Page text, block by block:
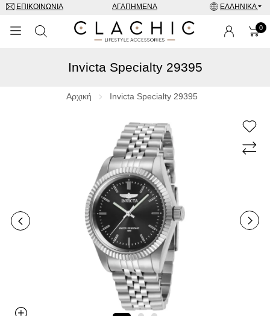
ΕΠΙΚΟΙΝΩΝΊΑ ΑΓΑΠΗΜΈΝΑ ΕΛΛΗΝΙΚΆ
0
ΜΑΡΚΕΣ
ΡΟΛΌΓΙΑ
ΚΟΣΜΉΜΑΤΑ
ΓΥΑΛΙΆ ΗΛΊΟΥ
ΑΞΕΣΟΥΑΡ
SPECIAL OFFERS
Invicta Specialty 29395
Αρχική Invicta Specialty 29395